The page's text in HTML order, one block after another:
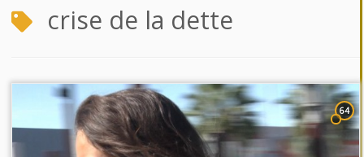
crise de la dette
64